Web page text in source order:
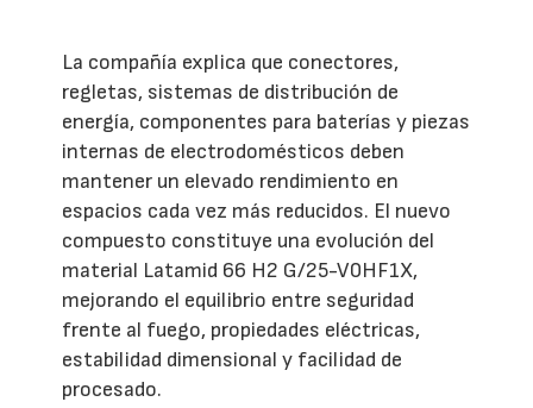
La compañía explica que conectores,
regletas, sistemas de distribución de
energía, componentes para baterías y piezas
internas de electrodomésticos deben
mantener un elevado rendimiento en
espacios cada vez más reducidos. El nuevo
compuesto constituye una evolución del
material Latamid 66 H2 G/25-V0HF1X,
mejorando el equilibrio entre seguridad
frente al fuego, propiedades eléctricas,
estabilidad dimensional y facilidad de
procesado.